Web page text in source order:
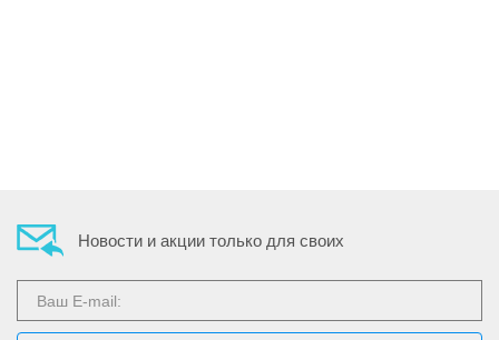
Новости и акции только для своих